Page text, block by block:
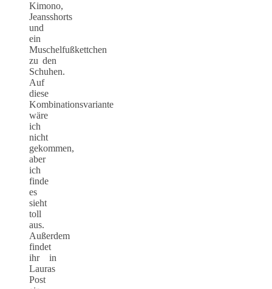
Kimono,
Jeansshorts
und
ein
Muschelfußkettchen
zu den
Schuhen.
Auf
diese
Kombinationsvariante
wäre
ich
nicht
gekommen,
aber
ich
finde
es
sieht
toll
aus.
Außerdem
findet
ihr in
Lauras
Post